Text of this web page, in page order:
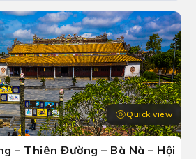
Quick view
– Thiên Đường – Bà Nà – Hội